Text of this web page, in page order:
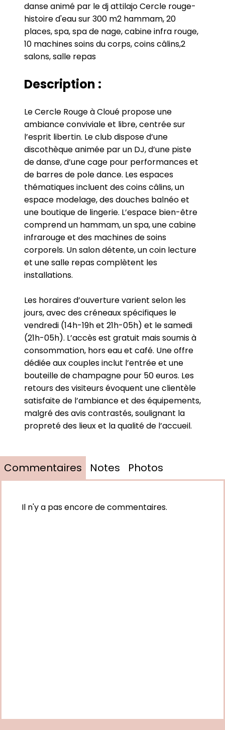
danse animé par le dj attilajo Cercle rouge-
histoire d'eau sur 300 m2 hammam, 20
places, spa, spa de nage, cabine infra rouge,
10 machines soins du corps, coins câlins,2
salons, salle repas
Description :
Le Cercle Rouge à Cloué propose une
ambiance conviviale et libre, centrée sur
l’esprit libertin. Le club dispose d’une
discothèque animée par un DJ, d’une piste
de danse, d’une cage pour performances et
de barres de pole dance. Les espaces
thématiques incluent des coins câlins, un
espace modelage, des douches balnéo et
une boutique de lingerie. L’espace bien-être
comprend un hammam, un spa, une cabine
infrarouge et des machines de soins
corporels. Un salon détente, un coin lecture
et une salle repas complètent les
installations.
Les horaires d’ouverture varient selon les
jours, avec des créneaux spécifiques le
vendredi (14h-19h et 21h-05h) et le samedi
(21h-05h). L’accès est gratuit mais soumis à
consommation, hors eau et café. Une offre
dédiée aux couples inclut l’entrée et une
bouteille de champagne pour 50 euros. Les
retours des visiteurs évoquent une clientèle
satisfaite de l’ambiance et des équipements,
malgré des avis contrastés, soulignant la
propreté des lieux et la qualité de l’accueil.
Commentaires Notes Photos
Il n'y a pas encore de commentaires.